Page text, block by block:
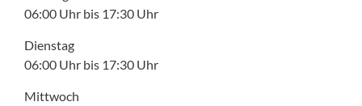
06:00 Uhr bis 17:30 Uhr
Dienstag
06:00 Uhr bis 17:30 Uhr
Mittwoch